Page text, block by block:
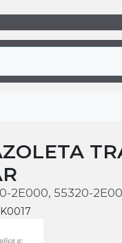
2E000, 55320-